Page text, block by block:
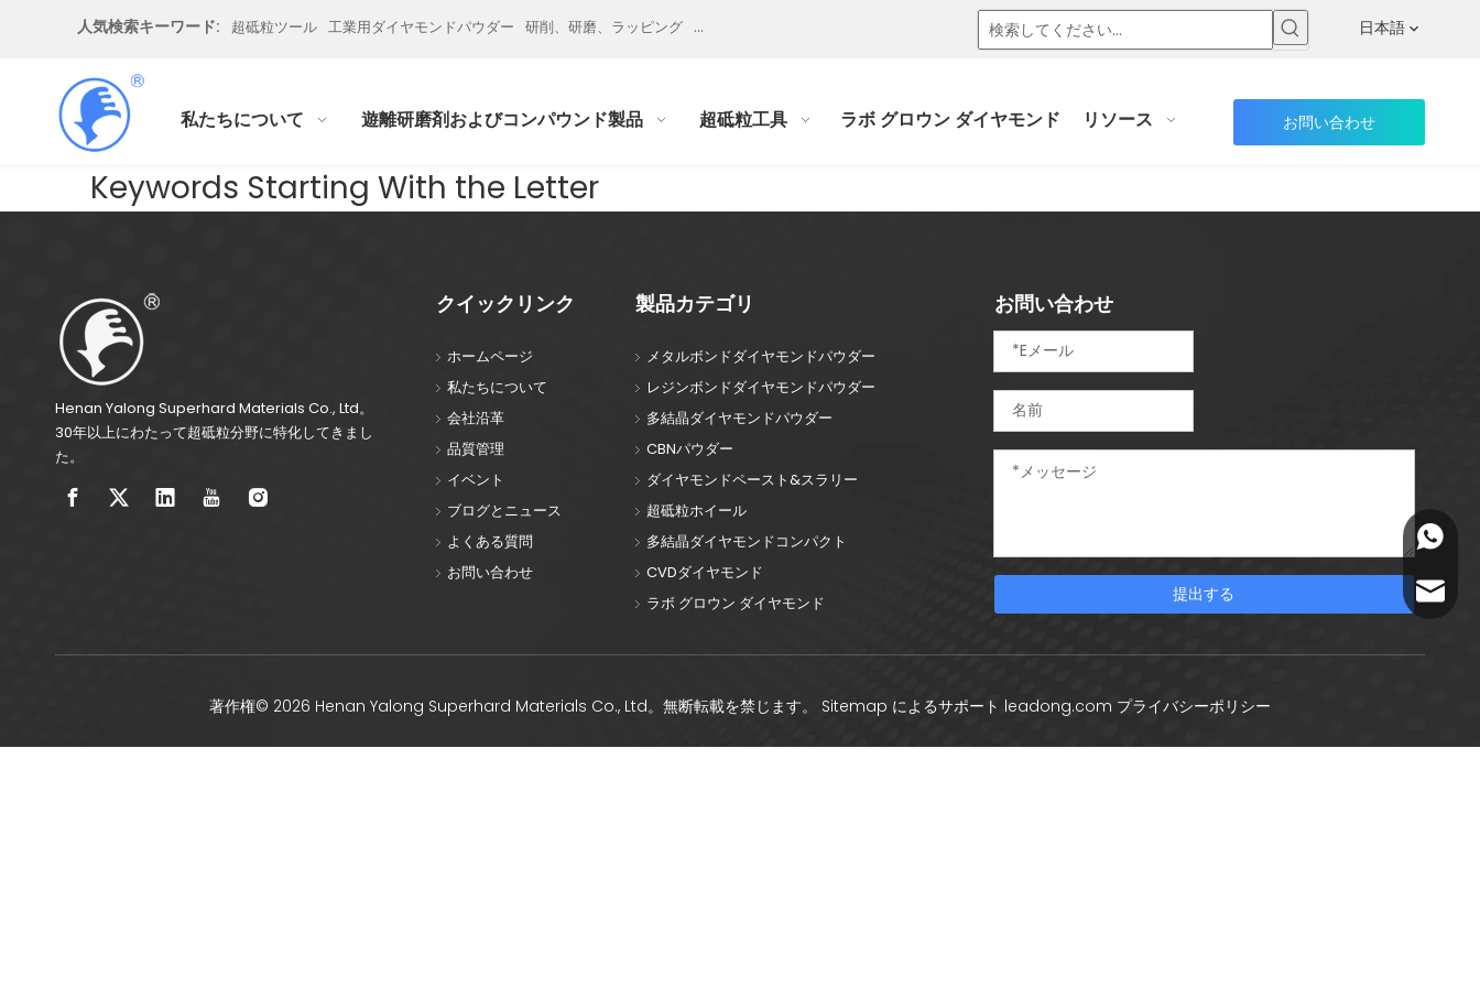
人気検索キーワード: 超砥粒ツール 工業用ダイヤモンドパウダー 研削、研磨、ラッピング ダイヤモンドペーストおよびスラリー PDCカッター 日本語
私たちについて 遊離研磨剤およびコンパウンド製品 超砥粒工具 ラボ グロウン ダイヤモンド リソース お問い合わせ
Keywords Starting With the Letter
Henan Yalong Superhard Materials Co., Ltd。
30年以上にわたって超砥粒分野に特化してきまし
た。
+86-
クイックリンク
ホームページ
私たちについて
会社沿革
品質管理
イベント
ブログとニュース
よくある質問
お問い合わせ
製品カテゴリ
メタルボンドダイヤモンドパウダー
レジンボンドダイヤモンドパウダー
多結晶ダイヤモンドパウダー
CBNパウダー
ダイヤモンドペースト&スラリー
超砥粒ホイール
多結晶ダイヤモンドコンパクト
CVDダイヤモンド
ラボ グロウン ダイヤモンド
お問い合わせ
提出する
著作権© 2026 Henan Yalong Superhard Materials Co., Ltd。無断転載を禁じます。 Sitemap によるサポート leadong.com プライバシーポリシー